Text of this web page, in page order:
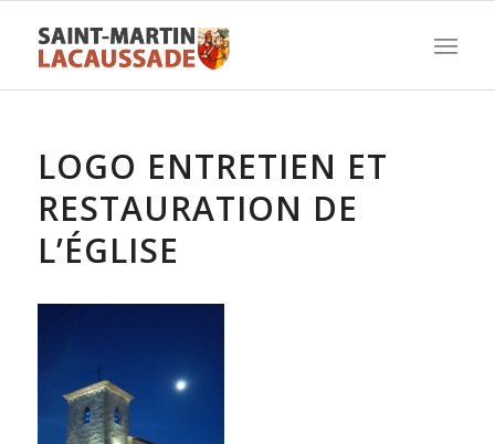
LOGO ENTRETIEN ET
RESTAURATION DE
L’ÉGLISE